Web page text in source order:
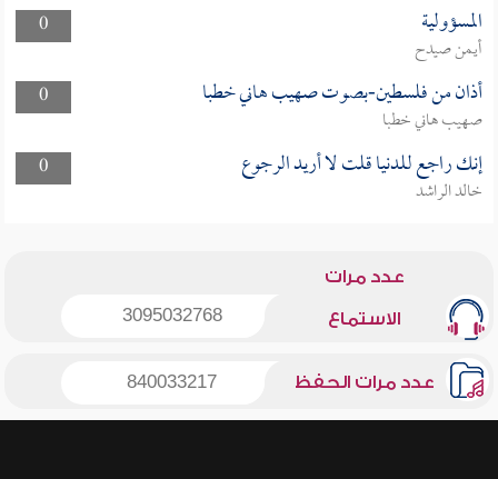
0
المسؤولية
أيمن صيدح
0
أذان من فلسطين-بصوت صهيب هاني خطبا
صهيب هاني خطبا
0
إنك راجع للدنيا قلت لا أريد الرجوع
خالد الراشد
عدد مرات
الاستماع 3095032768
عدد مرات الحفظ 840033217